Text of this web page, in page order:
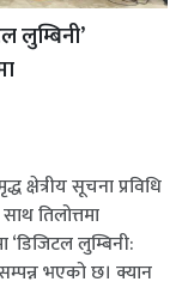
लुम्बिनी’
सूचना प्रविधि
तिलोत्तमा
लुम्बिनी:
भएको छ। क्यान